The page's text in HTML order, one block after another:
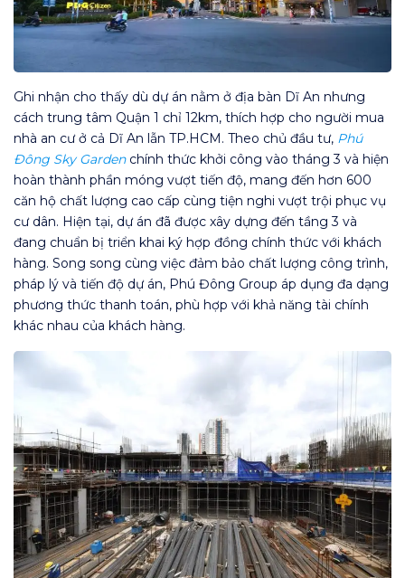
Ghi nhận cho thấy dù dự án nằm ở địa bàn Dĩ An nhưng
cách trung tâm Quận 1 chỉ 12km, thích hợp cho người mua
nhà an cư ở cả Dĩ An lẫn TP.HCM. Theo chủ đầu tư, Phú
Đông Sky Gardenchính thức khởi công vào tháng 3 và hiện
hoàn thành phần móng vượt tiến độ, mang đến hơn 600
căn hộ chất lượng cao cấp cùng tiện nghi vượt trội phục vụ
cư dân. Hiện tại, dự án đã được xây dựng đến tầng 3 và
đang chuẩn bị triển khai ký hợp đồng chính thức với khách
hàng. Song song cùng việc đảm bảo chất lượng công trình,
pháp lý và tiến độ dự án, Phú Đông Group áp dụng đa dạng
phương thức thanh toán, phù hợp với khả năng tài chính
khác nhau của khách hàng.